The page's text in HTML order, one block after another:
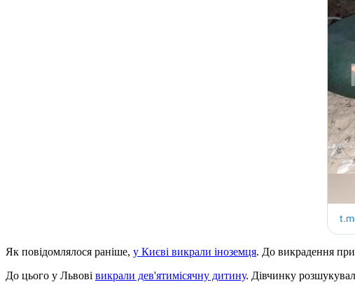
Як повідомлялося раніше, у Києві викрали іноземця. До викрадення
До цього у Львові викрали дев'ятимісячну дитину. Дівчинку